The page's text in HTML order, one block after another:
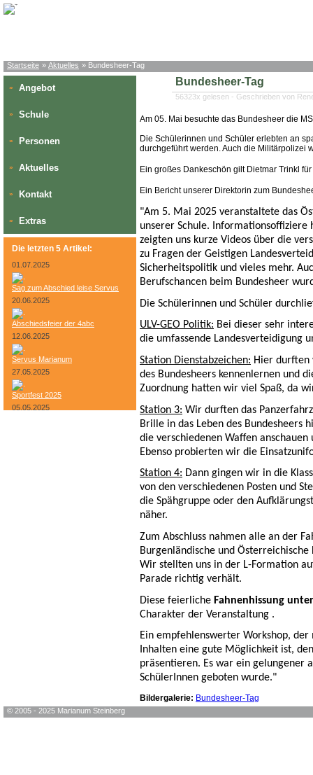
Startseite » Aktuelles » Bundesheer-Tag
» Angebot
» Schule
» Personen
» Aktuelles
» Kontakt
» Extras
Die letzten 5 Artikel:
01.07.2025
Sag zum Abschied leise Servus
20.06.2025
Abschiedsfeier der 4abc
12.06.2025
Servus Marianum
27.05.2025
Sportfest 2025
05.05.2025
Bundesheer-Tag
56323x gelesen - Geschrieben von
Am 05. Mai besuchte das Bundesheer die
Die Schülerinnen und Schüler erlebten an
durchgeführt werden. Auch die Militärpolizei
Ein großes Dankeschön gilt Dietmar Trinkl
Ein Bericht unserer Direktorin zum
"Am 5. Mai 2025 veranstaltete das
unserer Schule. Informationsoffiziere
zeigten uns kurze Videos über die
zu Fragen der Geistigen
Sicherheitspolitik und vieles mehr.
Berufschancen beim Bundesheer
Die Schülerinnen und Schüler
ULV-GEO Politik: Bei dieser sehr
die umfassende Landesverteidigung
Station Dienstabzeichen: Hier durften
des Bundesheers kennenlernen und
Zuordnung hatten wir viel Spaß, da
Station 3: Wir durften das
Brille in das Leben des Bundesheers
die verschiedenen Waffen
Ebenso probierten wir die
Station 4: Dann gingen wir in die
von den verschiedenen Posten und
die Spähgruppe oder den
näher.
Zum Abschluss nahmen alle an der
Burgenländische und
Wir stellten uns in der L-Formation
Parade richtig verhält.
Diese feierliche Fahnenhissung
Charakter der Veranstaltung .
Ein empfehlenswerter Workshop,
Inhalten eine gute Möglichkeit ist,
präsentieren. Es war ein gelungener
SchülerInnen geboten wurde."
Bildergalerie: Bundesheer-Tag
© 2005 - 2025 Marianum Steinberg